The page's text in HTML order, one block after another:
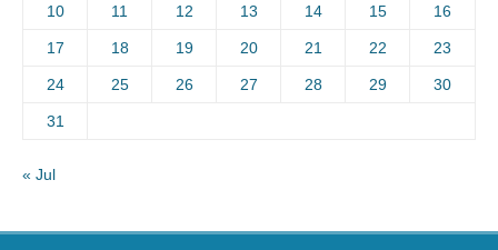
10 11 12 13 14 15 16
17 18 19 20 21 22 23
24 25 26 27 28 29 30
31
« Jul